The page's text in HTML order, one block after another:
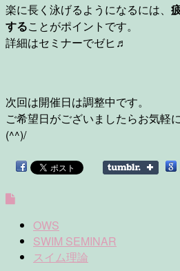
楽に長く泳げるようになるには、
することがポイントです。
詳細はセミナーでゼヒ♬
次回は開催日は調整中です。
ご希望日がございましたらお気軽
(^^)/
OWS
SWIM SEMINAR
スイム理論